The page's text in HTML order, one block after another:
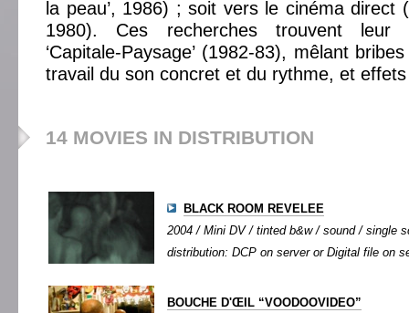
la peau’, 1986) ; soit vers le cinéma direct
1980). Ces recherches trouvent leur
‘Capitale-Paysage’ (1982-83), mêlant
travail du son concret et du rythme, et
14 MOVIES IN DISTRIBUTION
BLACK ROOM REVELEE
2004 / Mini DV / tinted b&w / sound / single
distribution: DCP on server or Digital file on
BOUCHE D'ŒIL “VOODOOVIDEO”